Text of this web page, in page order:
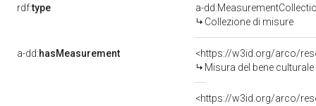
rdf:type
a-
Collezione di misure
a-dd:hasMeasurement
<https://w3id.org/arco/
Misura del bene
<https://w3id.org/arco/